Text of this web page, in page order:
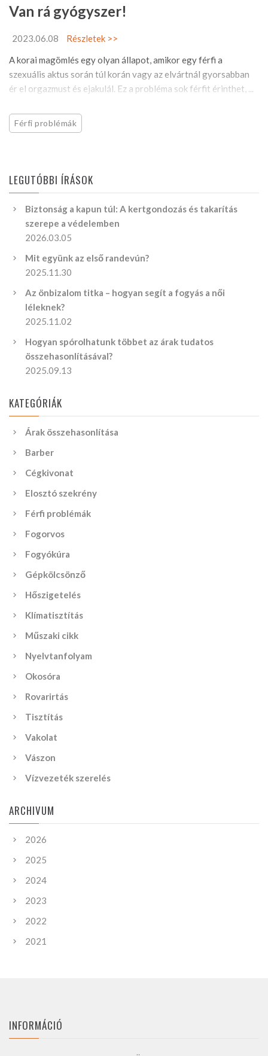
Van rá gyógyszer!
2023.06.08
Részletek >>
A korai magömlés egy olyan állapot, amikor egy férfi a
szexuális aktus során túl korán vagy az elvártnál gyorsabban
ér el orgazmust és ejakulál. Ez a probléma sok férfit érinthet, ...
Férfi problémák
LEGUTÓBBI ÍRÁSOK
Biztonság a kapun túl: A kertgondozás és takarítás
szerepe a védelemben
2026.03.05
Mit együnk az első randevún?
2025.11.30
Az önbizalom titka – hogyan segít a fogyás a női
léleknek?
2025.11.02
Hogyan spórolhatunk többet az árak tudatos
összehasonlításával?
2025.09.13
KATEGÓRIÁK
Árak összehasonlítása
Barber
Cégkivonat
Elosztó szekrény
Férfi problémák
Fogorvos
Fogyókúra
Gépkölcsönző
Hőszigetelés
Klímatisztítás
Műszaki cikk
Nyelvtanfolyam
Okosóra
Rovarirtás
Tisztítás
Vakolat
Vászon
Vízvezeték szerelés
ARCHIVUM
2026
2025
2024
2023
2022
2021
INFORMÁCIÓ